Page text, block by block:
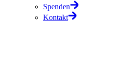
Spenden
Kontakt